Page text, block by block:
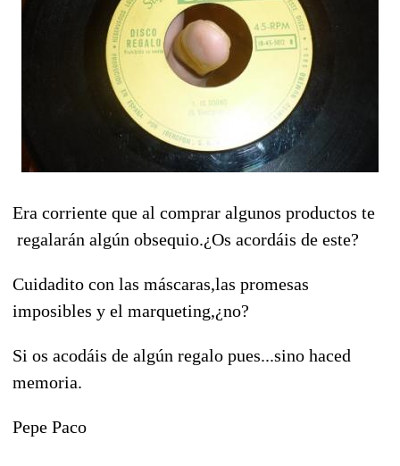
Era corriente que al comprar algunos productos te
regalarán algún obsequio.¿Os acordáis de este?
Cuidadito con las máscaras,las promesas
imposibles y el marqueting,¿no?
Si os acodáis de algún regalo pues...sino haced
memoria.
Pepe Paco